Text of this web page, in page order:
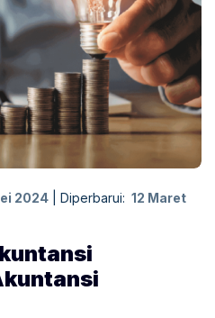
2024 Diperbarui: 12 Maret